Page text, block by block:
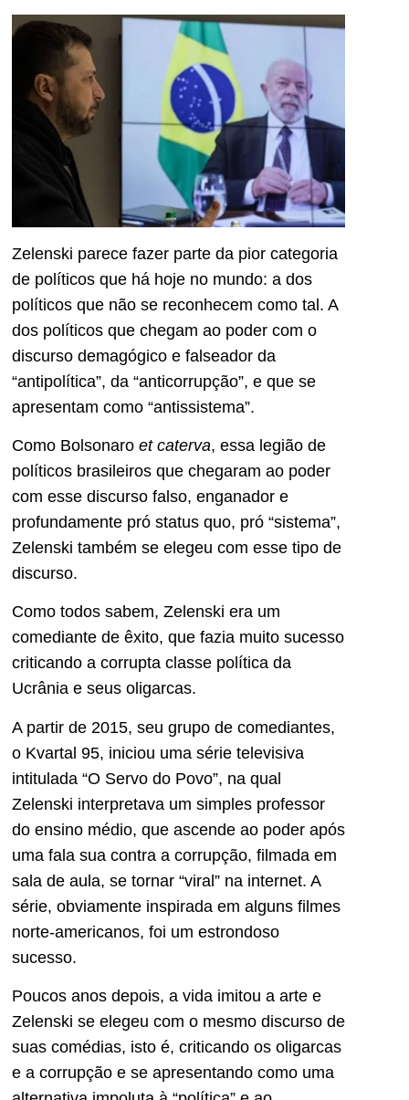
Zelenski parece fazer parte da pior categoria
de políticos que há hoje no mundo: a dos
políticos que não se reconhecem como tal. A
dos políticos que chegam ao poder com o
discurso demagógico e falseador da
“antipolítica”, da “anticorrupção”, e que se
apresentam como “antissistema”.
Como Bolsonaro et caterva, essa legião de
políticos brasileiros que chegaram ao poder
com esse discurso falso, enganador e
profundamente pró status quo, pró “sistema”,
Zelenski também se elegeu com esse tipo de
discurso.
Como todos sabem, Zelenski era um
comediante de êxito, que fazia muito sucesso
criticando a corrupta classe política da
Ucrânia e seus oligarcas.
A partir de 2015, seu grupo de comediantes,
o Kvartal 95, iniciou uma série televisiva
intitulada “O Servo do Povo”, na qual
Zelenski interpretava um simples professor
do ensino médio, que ascende ao poder após
uma fala sua contra a corrupção, filmada em
sala de aula, se tornar “viral” na internet. A
série, obviamente inspirada em alguns filmes
norte-americanos, foi um estrondoso
sucesso.
Poucos anos depois, a vida imitou a arte e
Zelenski se elegeu com o mesmo discurso de
suas comédias, isto é, criticando os oligarcas
e a corrupção e se apresentando como uma